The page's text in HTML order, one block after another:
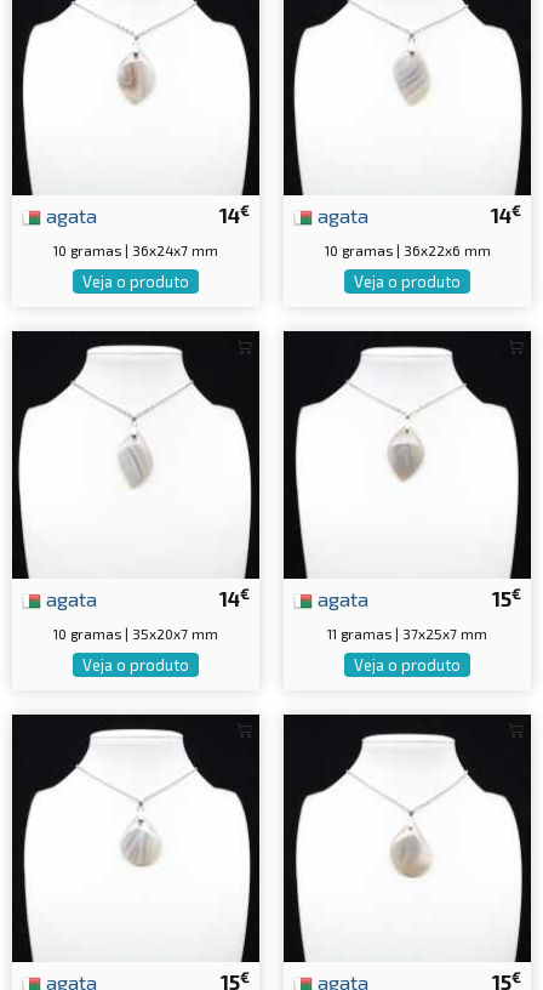
14€
agata
10 gramas | 36x24x7 mm
Veja o produto
14€
agata
10 gramas | 36x22x6 mm
Veja o produto
14€
agata
10 gramas | 35x20x7 mm
Veja o produto
15€
agata
11 gramas | 37x25x7 mm
Veja o produto
15€
agata 15€
agata